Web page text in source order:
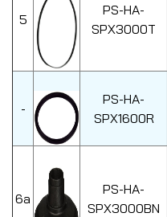
5
PS-HA-
SPX3000T
-
PS-HA-
SPX1600R
6a
PS-HA-
SPX3000BN